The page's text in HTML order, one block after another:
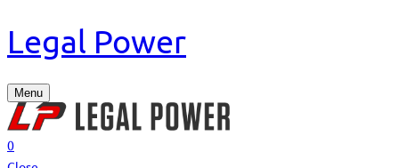
Legal Power
Menu
0